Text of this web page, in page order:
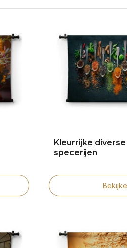
Kleurrijke
specerijen